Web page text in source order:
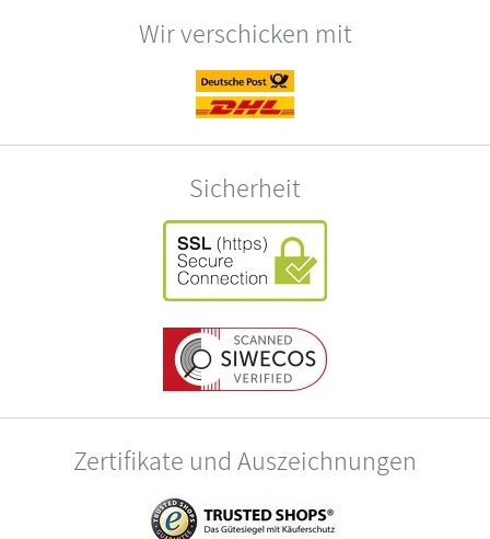
Wir verschicken mit
Sicherheit
Zertifikate und Auszeichnungen